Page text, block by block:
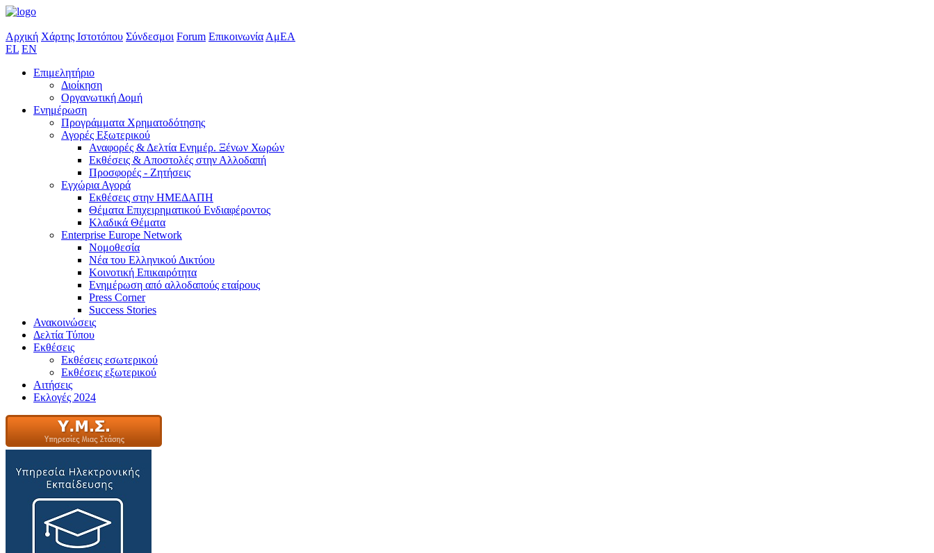
Αρχική Χάρτης Ιστοτόπου Σύνδεσμοι Forum Επικοινωνία ΑμΕΑ
EL EN
Επιμελητήριο
Διοίκηση
Οργανωτική Δομή
Ενημέρωση
Προγράμματα Χρηματοδότησης
Αγορές Εξωτερικού
Αναφορές & Δελτία Ενημέρ. Ξένων Χωρών
Εκθέσεις & Αποστολές στην Αλλοδαπή
Προσφορές - Ζητήσεις
Εγχώρια Αγορά
Εκθέσεις στην ΗΜΕΔΑΠΗ
Θέματα Επιχειρηματικού Ενδιαφέροντος
Κλαδικά Θέματα
Enterprise Europe Network
Νομοθεσία
Νέα του Ελληνικού Δικτύου
Κοινοτική Επικαιρότητα
Ενημέρωση από αλλοδαπούς εταίρους
Press Corner
Success Stories
Ανακοινώσεις
Δελτία Τύπου
Εκθέσεις
Εκθέσεις εσωτερικού
Εκθέσεις εξωτερικού
Αιτήσεις
Εκλογές 2024